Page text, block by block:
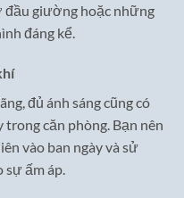
đầu giường hoặc những
đáng kể.
đủ ánh sáng cũng có
căn phòng. Bạn nên
vào ban ngày và sử
sự ấm áp.